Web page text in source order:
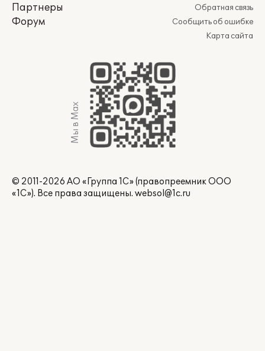
Партнеры
Форум
Обратная связь
Сообщить об ошибке
Карта сайта
Мы в Max
© 2011-2026 АО «Группа 1С» (правопреемник ООО
«1С»). Все права защищены. websol@1c.ru